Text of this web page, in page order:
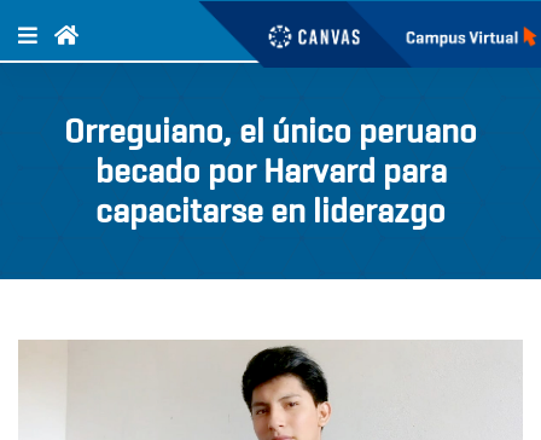
Orreguiano, el único peruano
becado por Harvard para
capacitarse en liderazgo